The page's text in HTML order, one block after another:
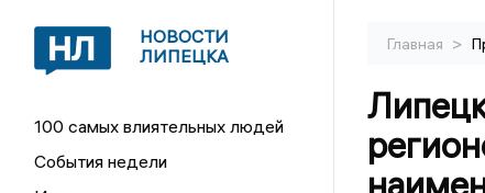
НОВОСТИ
ЛИПЕЦКА
100 самых влиятельных людей
События недели
Главная >